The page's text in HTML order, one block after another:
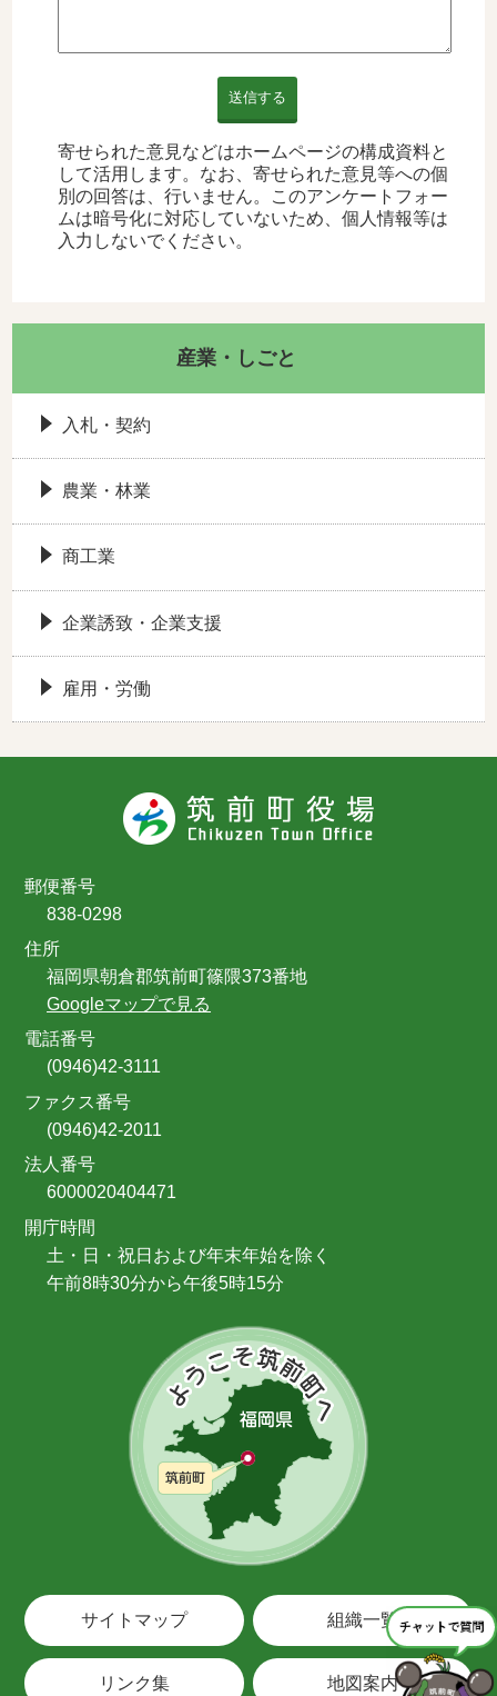
送信する
寄せられた意見などはホームページの構成資料と
して活用します。なお、寄せられた意見等への個
別の回答は、行いません。このアンケートフォー
ムは暗号化に対応していないため、個人情報等は
入力しないでください。
産業・しごと
入札・契約
農業・林業
商工業
企業誘致・企業支援
雇用・労働
郵便番号
838-0298
住所
福岡県朝倉郡筑前町篠隈373番地
Googleマップで見る
電話番号
(0946)42-3111
ファクス番号
(0946)42-2011
法人番号
6000020404471
開庁時間
土・日・祝日および年末年始を除く
午前8時30分から午後5時15分
サイトマップ 組織一覧
リンク集 地図案内